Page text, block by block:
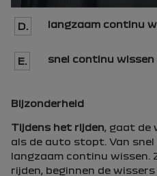
D. langzaam continu
E. snel continu wissen
Bijzonderheid
Tijdens het rijden , gaat
als de auto stopt. Van
langzaam continu wissen.
rijden, beginnen de